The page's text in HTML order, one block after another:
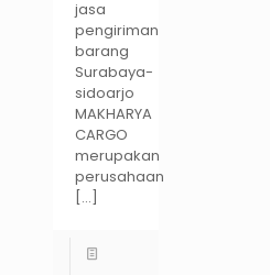
jasa
pengiriman
barang
Surabaya-
sidoarjo
MAKHARYA
CARGO
merupakan
perusahaan
[…]